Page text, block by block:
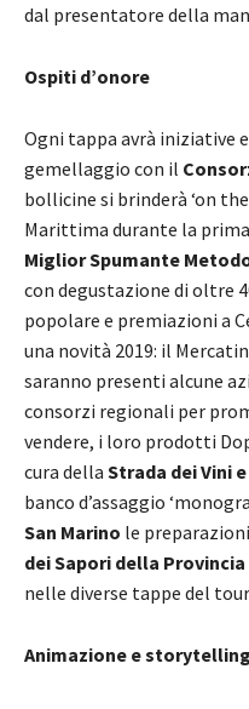
dal presentatore della
Ospiti d’onore
Ogni tappa avrà iniziative
gemellaggio con il
bollicine si brinderà ‘on
Marittima durante la
Miglior Spumante
con degustazione di oltre
popolare e premiazioni a
una novità 2019: il
saranno presenti alcune
consorzi regionali per
vendere, i loro prodotti
cura della Strada dei Vini
banco d’assaggio
San Marino le
dei Sapori della Provincia
nelle diverse tappe del
Animazione e storytelling